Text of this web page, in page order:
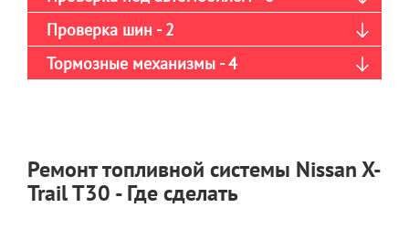
Проверка шин - 2
Тормозные механизмы - 4
Ремонт топливной системы Nissan X-
Trail T30 - Где сделать